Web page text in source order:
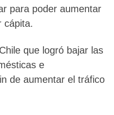
para poder aumentar
cápita.
que logró bajar las
e
de aumentar el tráfico